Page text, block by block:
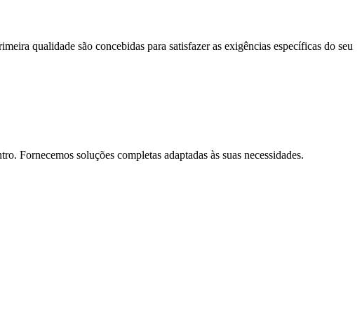
qualidade são concebidas para satisfazer as exigências específicas do seu
Fornecemos soluções completas adaptadas às suas necessidades.